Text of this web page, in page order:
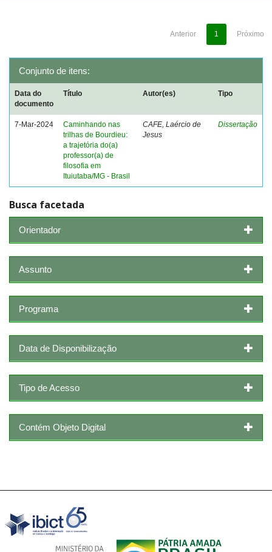
Anterior 1 Próximo
Conjunto de itens:
Data do
documento
Título Autor(es) Tipo
7-Mar-2024
Caminhando nas
trilhas de Bourdieu:
a trajetória do(a)
professor(a) de
filosofia em
Ituiutaba/MG - Brasil
CAFE, Laércio de
Jesus
Dissertação
Busca facetada
Orientador
Assunto
Programa
Data de Disponibilização
Tipo de Acesso
Contém Objeto Digital